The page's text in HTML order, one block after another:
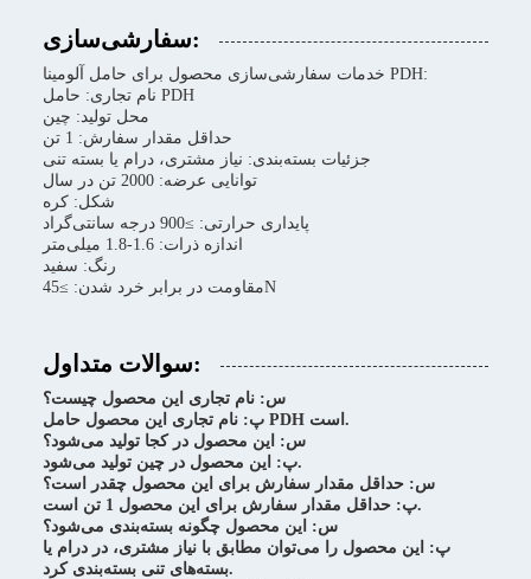
سفارشی‌سازی:
خدمات سفارشی‌سازی محصول برای حامل آلومینا PDH:
نام تجاری: حامل PDH
محل تولید: چین
حداقل مقدار سفارش: 1 تن
جزئیات بسته‌بندی: نیاز مشتری، درام یا بسته تنی
توانایی عرضه: 2000 تن در سال
شکل: کره
پایداری حرارتی: ≥900 درجه سانتی‌گراد
اندازه ذرات: 1.6-1.8 میلی‌متر
رنگ: سفید
مقاومت در برابر خرد شدن: ≥45N
سوالات متداول:
س: نام تجاری این محصول چیست؟
پ: نام تجاری این محصول حامل PDH است.
س: این محصول در کجا تولید می‌شود؟
پ: این محصول در چین تولید می‌شود.
س: حداقل مقدار سفارش برای این محصول چقدر است؟
پ: حداقل مقدار سفارش برای این محصول 1 تن است.
س: این محصول چگونه بسته‌بندی می‌شود؟
پ: این محصول را می‌توان مطابق با نیاز مشتری، در درام یا
بسته‌های تنی بسته‌بندی کرد.